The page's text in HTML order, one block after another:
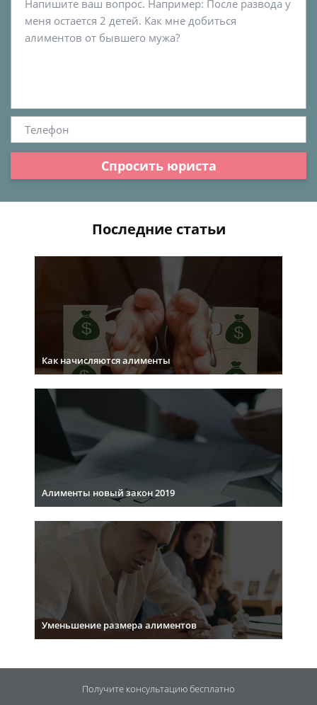
Спросить юриста
Последние статьи
Как начисляются алименты
Алименты новый закон 2019
Уменьшение размера алиментов
Получите консультациюбесплатно